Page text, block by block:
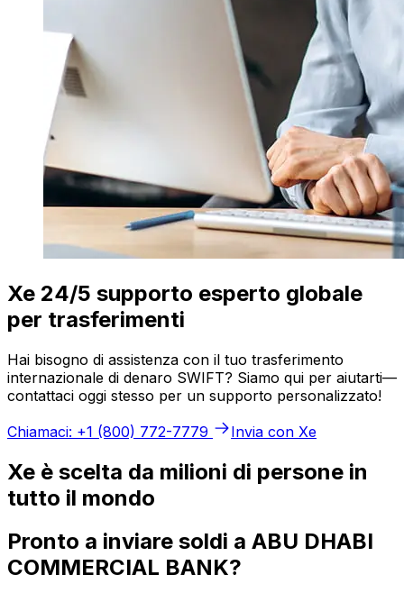
Xe 24/5 supporto esperto globale
per trasferimenti
Hai bisogno di assistenza con il tuo trasferimento
internazionale di denaro SWIFT? Siamo qui per aiutarti—
contattaci oggi stesso per un supporto personalizzato!
Chiamaci: +1 (800) 772-7779
Invia con Xe
Xe è scelta da milioni di persone in
tutto il mondo
Pronto a inviare soldi a ABU DHABI
COMMERCIAL BANK?